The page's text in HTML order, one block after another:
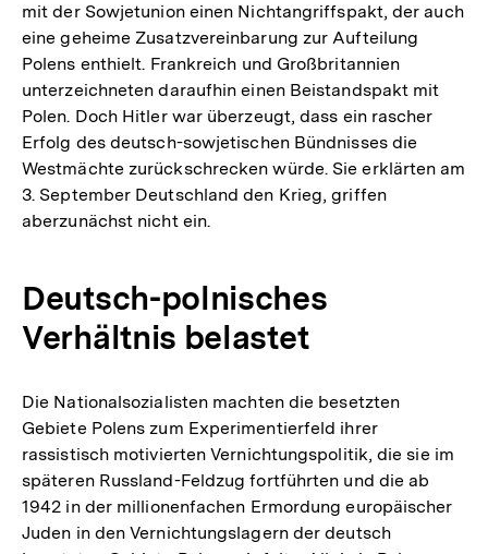
mit der Sowjetunion einen Nichtangriffspakt, der auch
eine geheime Zusatzvereinbarung zur Aufteilung
Polens enthielt. Frankreich und Großbritannien
unterzeichneten daraufhin einen Beistandspakt mit
Polen. Doch Hitler war überzeugt, dass ein rascher
Erfolg des deutsch-sowjetischen Bündnisses die
Westmächte zurückschrecken würde. Sie erklärten am
3. September Deutschland den Krieg, griffen
aberzunächst nicht ein.
Deutsch-polnisches
Verhältnis belastet
Die Nationalsozialisten machten die besetzten
Gebiete Polens zum Experimentierfeld ihrer
rassistisch motivierten Vernichtungspolitik, die sie im
späteren Russland-Feldzug fortführten und die ab
1942 in der millionenfachen Ermordung europäischer
Juden in den Vernichtungslagern der deutsch